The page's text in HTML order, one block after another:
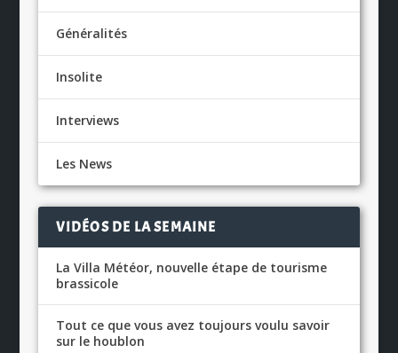
Généralités
Insolite
Interviews
Les News
VIDÉOS DE LA SEMAINE
La Villa Météor, nouvelle étape de tourisme
brassicole
Tout ce que vous avez toujours voulu savoir
sur le houblon